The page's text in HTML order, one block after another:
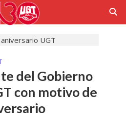
del Gobierno
con motivo de